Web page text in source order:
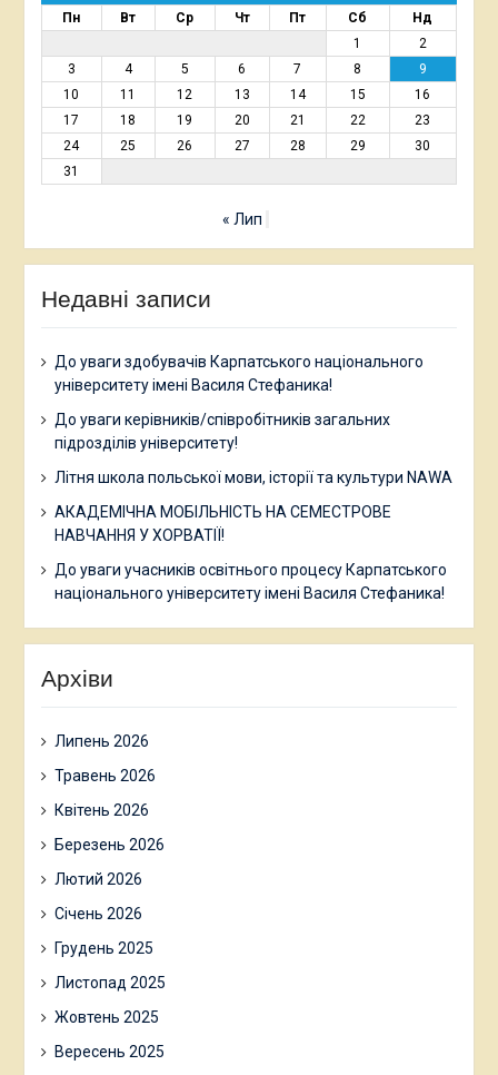
Пн Вт Ср Чт Пт Сб
Нд
1
2
3
4 5 6 7 8
9
10
11 12 13 14 15
16
17
18 19 20 21 22
23
24
25 26 27 28 29
30
31
« Лип
Недавні записи
До уваги здобувачів Карпатського національного
університету імені Василя Стефаника!
До уваги керівників/співробітників загальних
підрозділів університету!
Літня школа польської мови, історії та культури NAWA
АКАДЕМІЧНА МОБІЛЬНІСТЬ НА СЕМЕСТРОВЕ
НАВЧАННЯ У ХОРВАТІЇ!
До уваги учасників освітнього процесу Карпатського
національного університету імені Василя Стефаника!
Архіви
Липень 2026
Травень 2026
Квітень 2026
Березень 2026
Лютий 2026
Січень 2026
Грудень 2025
Листопад 2025
Жовтень 2025
Вересень 2025